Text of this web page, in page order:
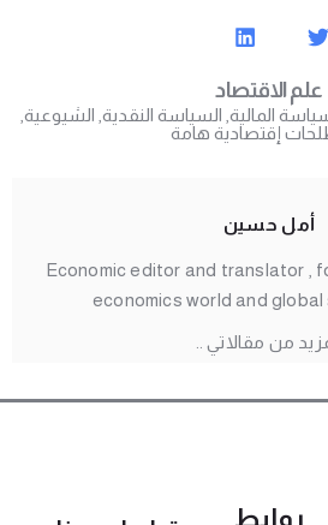
علم الاقتصاد
المالية السياسة النقدية الشيوعية
إقتصادية هامة
أمل حسين
Economic editor and translator ,
economics world and
من مقالاتي ..
روابط